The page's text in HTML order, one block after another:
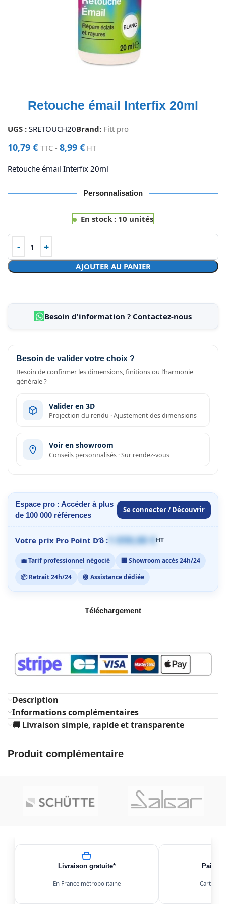
Retouche émail Interfix 20ml
UGS : SRETOUCH20Brand: Fitt pro
10,79 € TTC - 8,99 € HT
Retouche émail Interfix 20ml
Personnalisation
En stock : 10 unités
AJOUTER AU PANIER
Besoin d'information ? Contactez-nous
Besoin de valider votre choix ?
Besoin de confirmer les dimensions, finitions ou l’harmonie
générale ?
Valider en 3D
Projection du rendu · Ajustement des dimensions
Voir en showroom
Conseils personnalisés · Sur rendez-vous
Espace pro : Accéder à plus
de 100 000 références
Se connecter / Découvrir
Votre prix Pro Point D’ô : 1 059,00 €HT
💼 Tarif professionnel négocié
🏢 Showroom accès 24h/24
📦 Retrait 24h/24
🛟 Assistance dédiée
Téléchargement
Description
Informations complémentaires
🚚 Livraison simple, rapide et transparente
Produit complémentaire
Livraison gratuite*
En France métropolitaine Carte,